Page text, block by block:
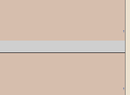
↑
↑